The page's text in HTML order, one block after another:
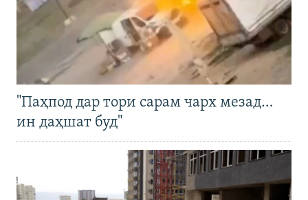
"Паҳпод дар тори сарам чарх мезад…
ин даҳшат буд"